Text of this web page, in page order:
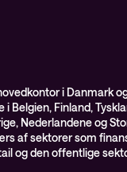
i Danmark
i Belgien, Finland,
Nederlandene og
af sektorer som
og den offentlige